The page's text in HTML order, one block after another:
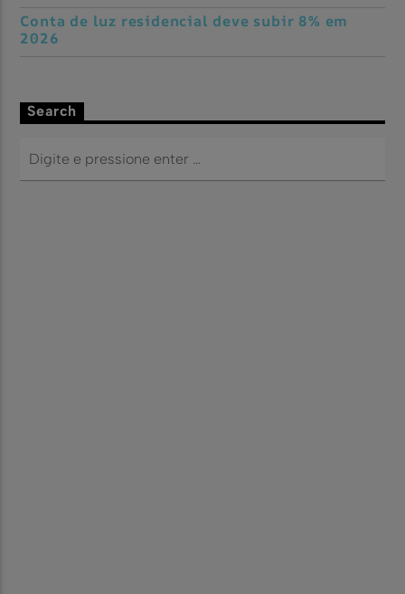
Conta de luz residencial deve subir 8% em
2026
Search